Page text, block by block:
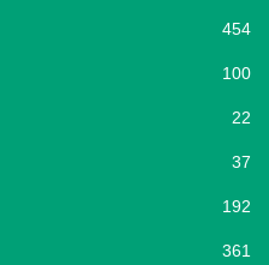
454
100
22
37
192
361